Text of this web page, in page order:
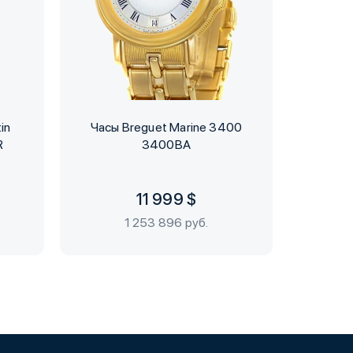
Часы Breguet Marine 3400
3400BA
11 999 $
1 253 896 руб.